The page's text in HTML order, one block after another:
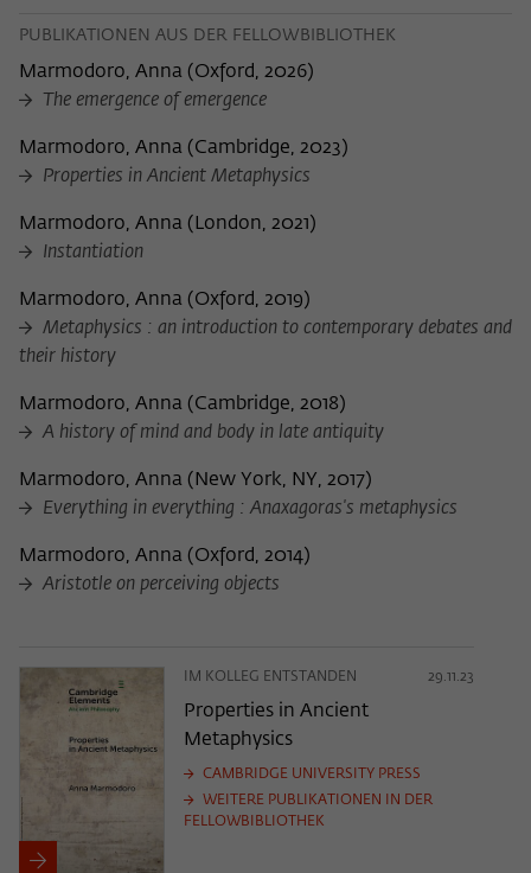
PUBLIKATIONEN AUS DER FELLOWBIBLIOTHEK
Marmodoro, Anna (Oxford, 2026)
The emergence of emergence
Marmodoro, Anna (Cambridge, 2023)
Properties in Ancient Metaphysics
Marmodoro, Anna ( London, 2021)
Instantiation
Marmodoro, Anna (Oxford, 2019)
Metaphysics : an introduction to contemporary debates and
their history
Marmodoro, Anna (Cambridge, 2018)
A history of mind and body in late antiquity
Marmodoro, Anna ( New York, NY, 2017)
Everything in everything : Anaxagoras's metaphysics
Marmodoro, Anna (Oxford, 2014)
Aristotle on perceiving objects
IM KOLLEG ENTSTANDEN 29.11.23
Properties in Ancient
Metaphysics
CAMBRIDGE UNIVERSITY PRESS
WEITERE PUBLIKATIONEN IN DER
FELLOWBIBLIOTHEK